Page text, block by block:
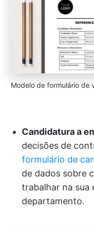
Modelo de formulário de
Candidatura a
decisões de
formulário de
de dados sobre
trabalhar na sua
departamento.